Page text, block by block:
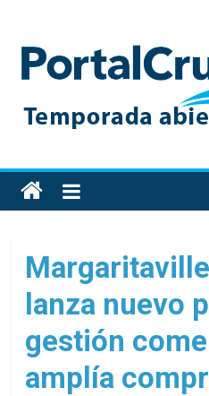
content
Toda
la
de
cruceros
un
solo
sitio
lanza nuevo
gestión
amplía